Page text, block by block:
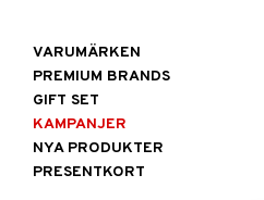
VARUMÄRKEN
PREMIUM BRANDS
GIFT SET
KAMPANJER
NYA PRODUKTER
PRESENTKORT